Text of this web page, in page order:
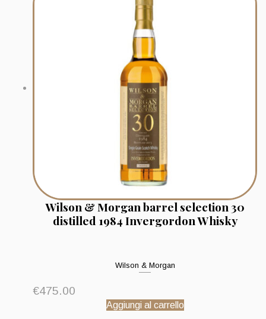
Wilson & Morgan barrel selection 30
distilled 1984 Invergordon Whisky
Wilson & Morgan
€475.00
Aggiungi al carrello